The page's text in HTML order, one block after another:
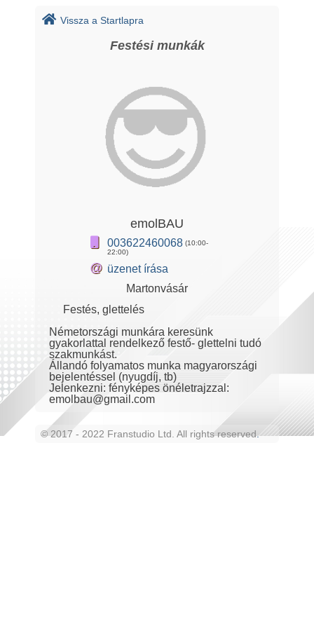
Vissza a Startlapra
Festési munkák
emolBAU
003622460068 (10:00-
22:00)
@ üzenet írása
Martonvásár
Festés, glettelés
Németországi munkára keresünk
gyakorlattal rendelkező festő- glettelni tudó
szakmunkást.
Állandó folyamatos munka magyarországi
bejelentéssel (nyugdíj, tb)
Jelenkezni: fényképes önéletrajzzal:
emolbau@gmail.com
© 2017 - 2022 Franstudio Ltd. All rights reserved.